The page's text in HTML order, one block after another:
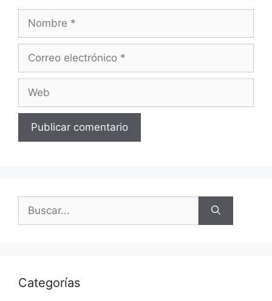
Categorías